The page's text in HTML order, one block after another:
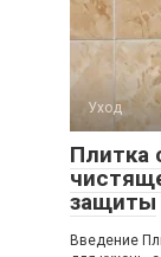
Уход
Плитка
защиты
Введение